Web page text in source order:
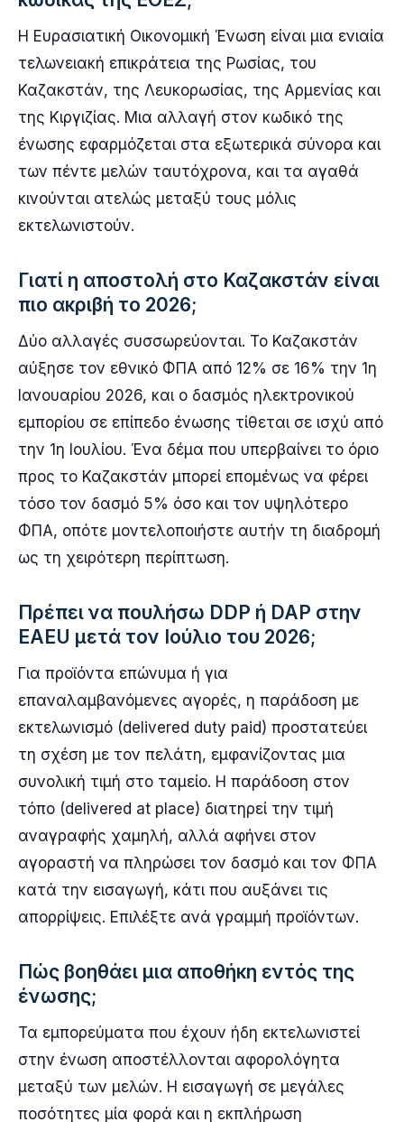
Η Ευρασιατική Οικονομική Ένωση είναι μια ενιαία
τελωνειακή επικράτεια της Ρωσίας, του
Καζακστάν, της Λευκορωσίας, της Αρμενίας και
της Κιργιζίας. Μια αλλαγή στον κωδικό της
ένωσης εφαρμόζεται στα εξωτερικά σύνορα και
των πέντε μελών ταυτόχρονα, και τα αγαθά
κινούνται ατελώς μεταξύ τους μόλις
εκτελωνιστούν.
Γιατί η αποστολή στο Καζακστάν είναι
πιο ακριβή το 2026;
Δύο αλλαγές συσσωρεύονται. Το Καζακστάν
αύξησε τον εθνικό ΦΠΑ από 12% σε 16% την 1η
Ιανουαρίου 2026, και ο δασμός ηλεκτρονικού
εμπορίου σε επίπεδο ένωσης τίθεται σε ισχύ από
την 1η Ιουλίου. Ένα δέμα που υπερβαίνει το όριο
προς το Καζακστάν μπορεί επομένως να φέρει
τόσο τον δασμό 5% όσο και τον υψηλότερο
ΦΠΑ, οπότε μοντελοποιήστε αυτήν τη διαδρομή
ως τη χειρότερη περίπτωση.
Πρέπει να πουλήσω DDP ή DAP στην
EAEU μετά τον Ιούλιο του 2026;
Για προϊόντα επώνυμα ή για
επαναλαμβανόμενες αγορές, η παράδοση με
εκτελωνισμό (delivered duty paid) προστατεύει
τη σχέση με τον πελάτη, εμφανίζοντας μια
συνολική τιμή στο ταμείο. Η παράδοση στον
τόπο (delivered at place) διατηρεί την τιμή
αναγραφής χαμηλή, αλλά αφήνει στον
αγοραστή να πληρώσει τον δασμό και τον ΦΠΑ
κατά την εισαγωγή, κάτι που αυξάνει τις
απορρίψεις. Επιλέξτε ανά γραμμή προϊόντων.
Πώς βοηθάει μια αποθήκη εντός της
ένωσης;
Τα εμπορεύματα που έχουν ήδη εκτελωνιστεί
στην ένωση αποστέλλονται αφορολόγητα
μεταξύ των μελών. Η εισαγωγή σε μεγάλες
ποσότητες μία φορά και η εκπλήρωση